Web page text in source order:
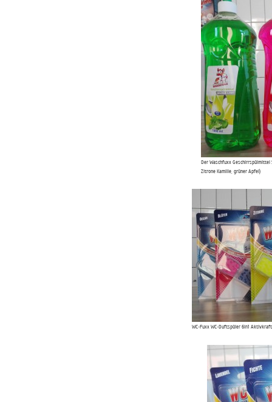
Der Waschfuxx
Zitrone Kamille, grüner Apfel)
WC-Fuxx WC-Duftspüler 6in1